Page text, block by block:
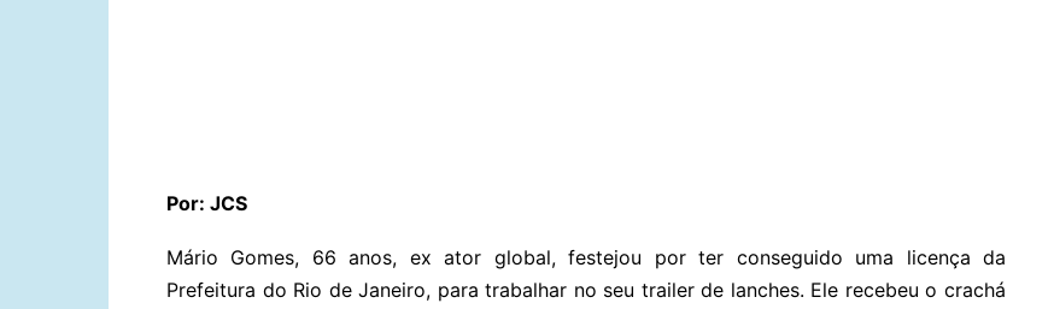
Por: JCS
Mário Gomes, 66 anos, ex ator global, festejou por ter conseguido uma licença da
Prefeitura do Rio de Janeiro, para trabalhar no seu trailer de lanches. Ele recebeu o crachá